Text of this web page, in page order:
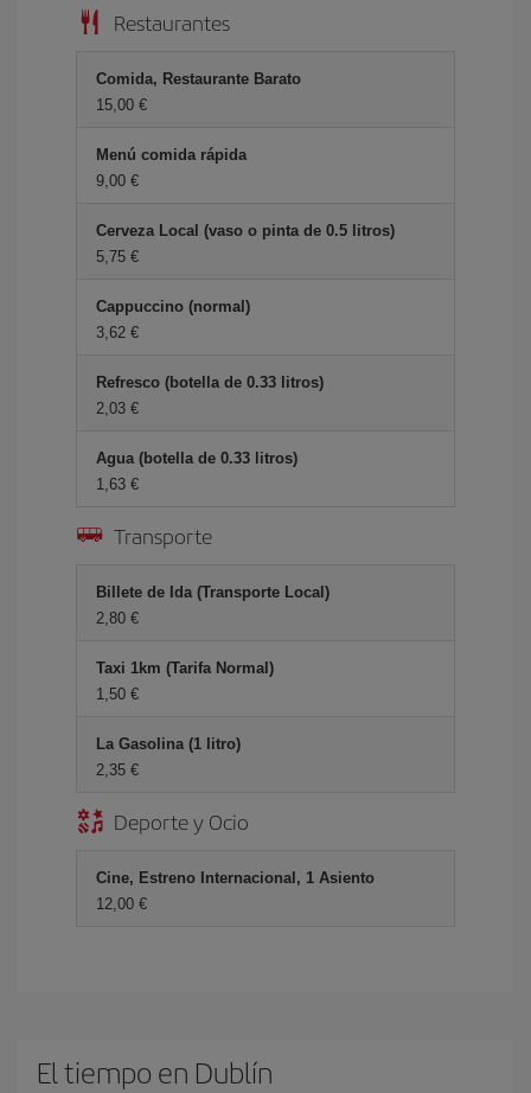
Restaurantes
Comida, Restaurante Barato
15,00 €
Menú comida rápida
9,00 €
Cerveza Local (vaso o pinta de 0.5 litros)
5,75 €
Cappuccino (normal)
3,62 €
Refresco (botella de 0.33 litros)
2,03 €
Agua (botella de 0.33 litros)
1,63 €
Transporte
Billete de Ida (Transporte Local)
2,80 €
Taxi 1km (Tarifa Normal)
1,50 €
La Gasolina (1 litro)
2,35 €
Deporte y Ocio
Cine, Estreno Internacional, 1 Asiento
12,00 €
El tiempo en Dublín